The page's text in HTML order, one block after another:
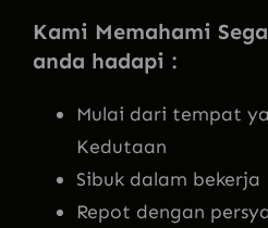
Kami Memahami
anda hadapi :
Mulai dari tempat
Kedutaan
Sibuk dalam bekerja
Repot dengan